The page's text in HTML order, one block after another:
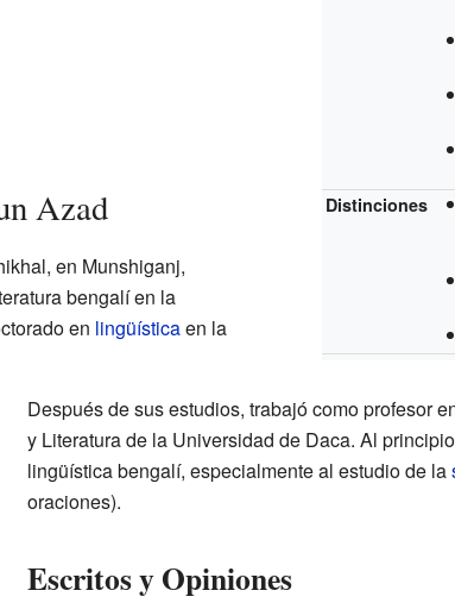
Distinciones
Azad
en Munshiganj,
bengalí en la
en lingüísticaen la
Después de sus estudios, trabajó como profesor
y Literatura de la Universidad de Daca. Al
lingüística bengalí, especialmente al estudio de la
oraciones).
Escritos y Opiniones